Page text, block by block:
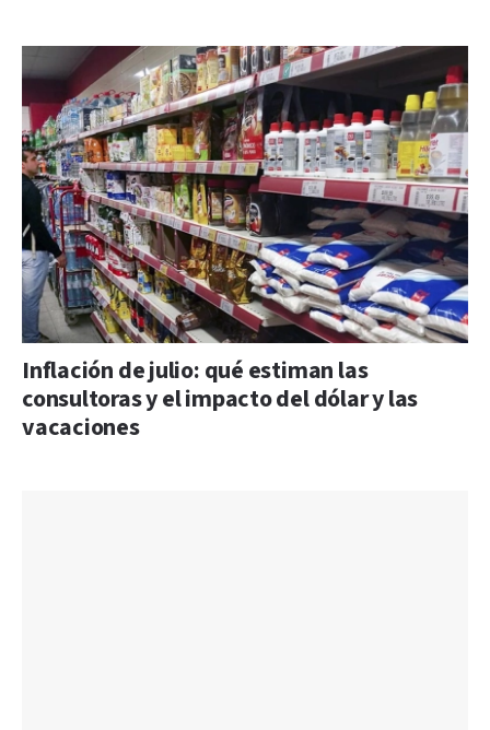
Inflación de julio: qué estiman las
consultoras y el impacto del dólar y las
vacaciones